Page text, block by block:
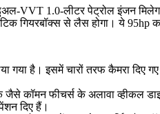
VVT 1.0-लीटर पेट्रोल इंजन
गियरबॉक्स से लैस होगा। ये 95hp
गया है। इसमें चारों तरफ कैमरा
कॉमन फीचर्स के अलावा व्हीकल
दिए हैं।